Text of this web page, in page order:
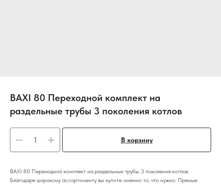
BAXI 80 Переходной комплект на
раздельные трубы 3 поколения котлов
В корзину
BAXI 80 Переходной комплект на раздельные трубы 3 поколения котлов.
Благодаря широкому ассортименту вы купите именно то, что нужно. Прямые